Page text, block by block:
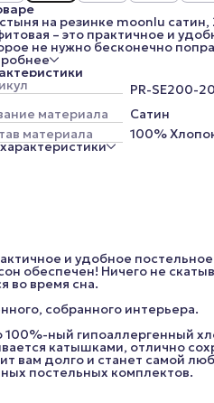
на резинке moonlu
– это практичное и
не нужно бесконечно
сон обеспечен! Ничего
даже у человека,
во время сна.
цвет — глубокий и
собранного
– очень приятный к телу,
Это 100%-ный
особым образом. Он
оттенки меняются из-за
могут незначительно
на изображениях.
PR-SE200-
материала
Сатин
материала
100%
и удобное
обеспечен! Ничего не
во время сна.
собранного интерьера.
100%-ный гипоаллергенный
катышками, отлично
вам долго и станет самой
постельных комплектов.